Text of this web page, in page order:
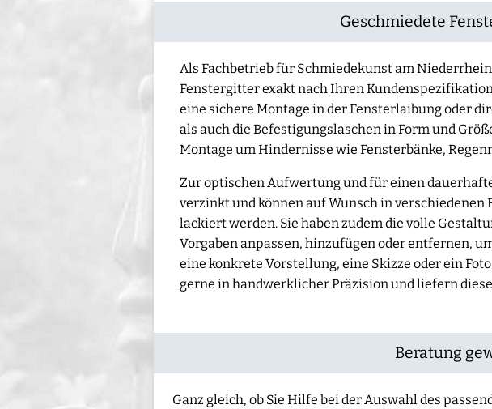
Geschmiedete
Als Fachbetrieb für Schmiedekunst am
Fenstergitter exakt nach Ihren
eine sichere Montage in der Fensterlaibung oder
als auch die Befestigungslaschen in Form und
Montage um Hindernisse wie Fensterbänke,
Zur optischen Aufwertung und für einen
verzinkt und können auf Wunsch in
lackiert werden. Sie haben zudem die volle
Vorgaben anpassen, hinzufügen oder entfernen,
eine konkrete Vorstellung, eine Skizze oder ein
gerne in handwerklicher Präzision und liefern
Beratung
Ganz gleich, ob Sie Hilfe bei der Auswahl des